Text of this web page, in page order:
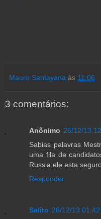
Mauro Santayana às 11:06
3 comentários:
Anônimo 25/12/13
Sabias palavras
uma fila de
Russia ele esta
Responder
Salito 26/12/13 01:42